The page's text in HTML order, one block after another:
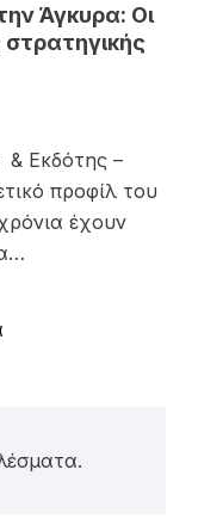
Άγκυρα: Οι
στρατηγικής
& Εκδότης –
προφίλ του
έχουν